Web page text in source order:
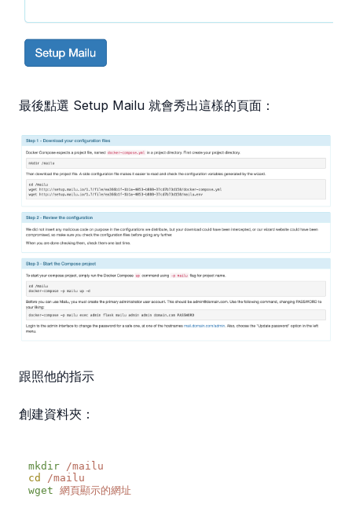
最後點選 Setup Mailu 就會秀出這樣的頁面：
跟照他的指示
創建資料夾：
mkdir
cd
wget